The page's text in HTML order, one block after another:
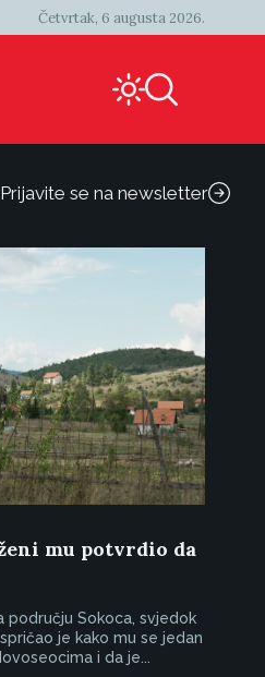
Četvrtak, 6 augusta 2026.
Prijavite se na newsletter
mu potvrdio da
području Sokoca, svjedok
je kako mu se jedan
i da je...